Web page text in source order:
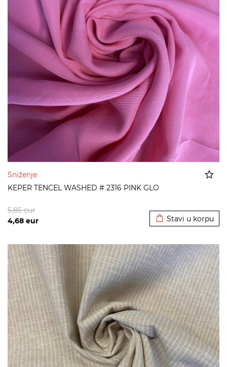
Sniženje
KEPER TENCEL WASHED # 2316 PINK GLO
4,68 eur
5,85eur
Stavi u korpu